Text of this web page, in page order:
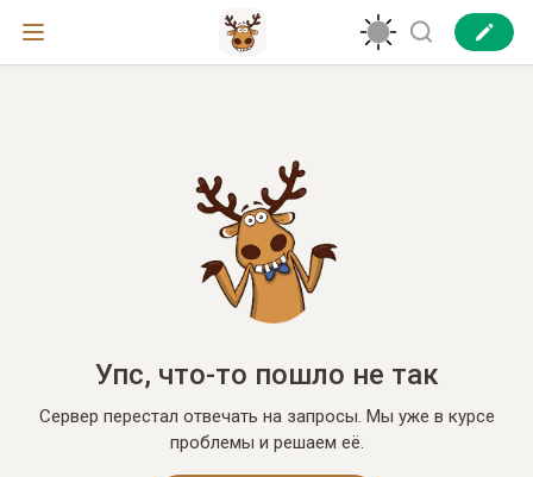
Упс, что-то пошло не так
Сервер перестал отвечать на запросы. Мы уже в курсе
проблемы и решаем её.